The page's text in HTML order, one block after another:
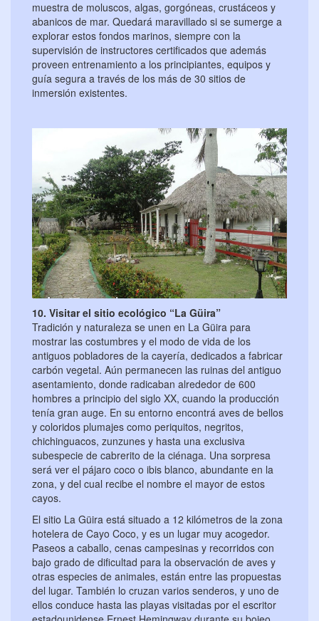
muestra de moluscos, algas, gorgóneas, crustáceos y
abanicos de mar. Quedará maravillado si se sumerge a
explorar estos fondos marinos, siempre con la
supervisión de instructores certificados que además
proveen entrenamiento a los principiantes, equipos y
guía segura a través de los más de 30 sitios de
inmersión existentes.
10. Visitar el sitio ecológico “La Güira”
Tradición y naturaleza se unen en La Güira para
mostrar las costumbres y el modo de vida de los
antiguos pobladores de la cayería, dedicados a fabricar
carbón vegetal. Aún permanecen las ruinas del antiguo
asentamiento, donde radicaban alrededor de 600
hombres a principio del siglo XX, cuando la producción
tenía gran auge. En su entorno encontrá aves de bellos
y coloridos plumajes como periquitos, negritos,
chichinguacos, zunzunes y hasta una exclusiva
subespecie de cabrerito de la ciénaga. Una sorpresa
será ver el pájaro coco o ibis blanco, abundante en la
zona, y del cual recibe el nombre el mayor de estos
cayos.
El sitio La Güira está situado a 12 kilómetros de la zona
hotelera de Cayo Coco, y es un lugar muy acogedor.
Paseos a caballo, cenas campesinas y recorridos con
bajo grado de dificultad para la observación de aves y
otras especies de animales, están entre las propuestas
del lugar. También lo cruzan varios senderos, y uno de
ellos conduce hasta las playas visitadas por el escritor